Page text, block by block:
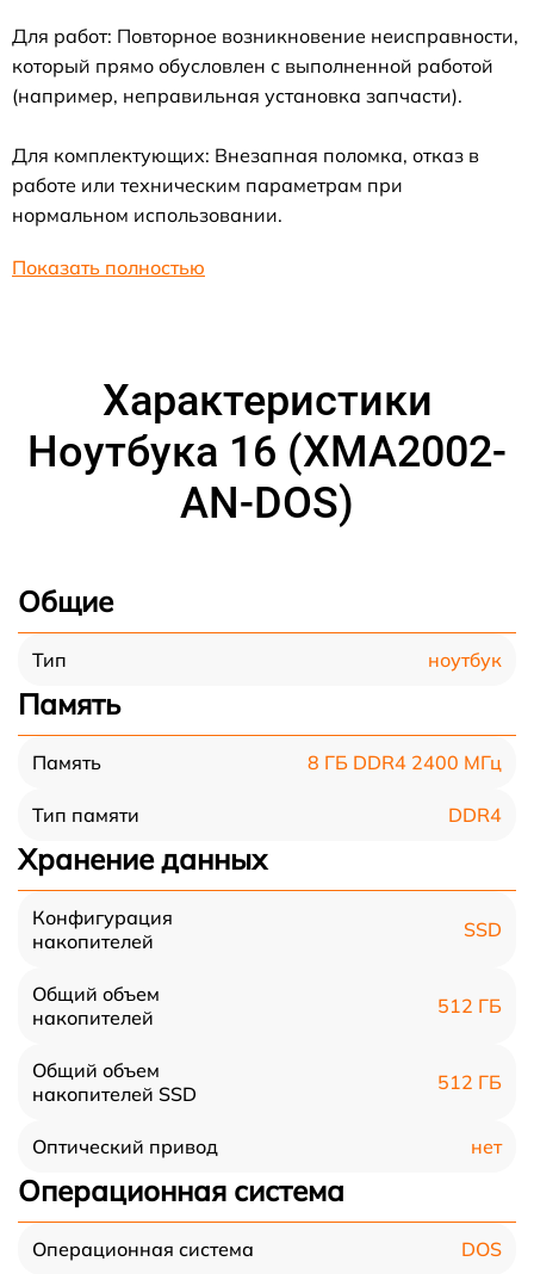
Для работ: Повторное возникновение неисправности,
который прямо обусловлен с выполненной работой
(например, неправильная установка запчасти).
Для комплектующих: Внезапная поломка, отказ в
работе или техническим параметрам при
нормальном использовании.
Показать полностью
Характеристики
Ноутбука 16 (XMA2002-
AN-DOS)
Общие
Тип ноутбук
Память
Память 8 ГБ DDR4 2400 МГц
Тип памяти DDR4
Хранение данных
Конфигурация
накопителей
SSD
Общий объем
накопителей
512 ГБ
Общий объем
накопителей SSD
512 ГБ
Оптический привод нет
Операционная система
Операционная система DOS